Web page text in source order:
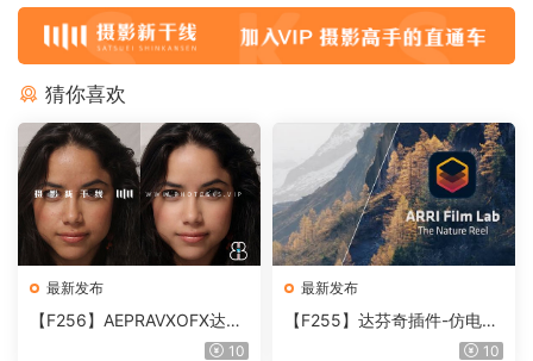
猜你喜欢
最新发布
【F256】AEPRAVXOFX达芬
奇视频人像磨皮润肤美颜插件
10
最新发布
【F255】达芬奇插件-仿电影
胶片视频调色插件 ARRI Film
10